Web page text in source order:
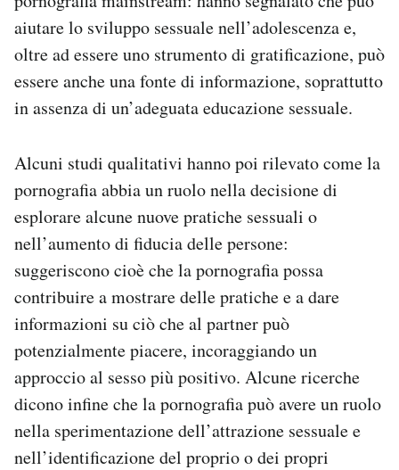
aiutare lo sviluppo sessuale nell’adolescenza e,
oltre ad essere uno strumento di gratificazione, può
essere anche una fonte di informazione, soprattutto
in assenza di un’adeguata educazione sessuale.
Alcuni studi qualitativi hanno poi rilevato come la
pornografia abbia un ruolo nella decisione di
esplorare alcune nuove pratiche sessuali o
nell’aumento di fiducia delle persone:
suggeriscono cioè che la pornografia possa
contribuire a mostrare delle pratiche e a dare
informazioni su ciò che al partner può
potenzialmente piacere, incoraggiando un
approccio al sesso più positivo. Alcune ricerche
dicono infine che la pornografia può avere un ruolo
nella sperimentazione dell’attrazione sessuale e
nell’identificazione del proprio o dei propri